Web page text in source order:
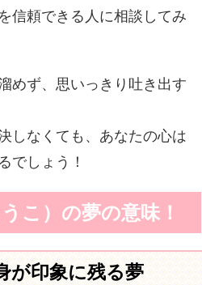
信頼できる人に相談してみ
めず、思いっきり吐き出す
しなくても、あなたの心は
でしょう！
こ）の夢の意味！
が印象に残る夢